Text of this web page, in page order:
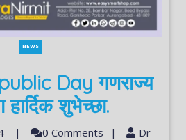
NEWS
Day गणराज्य
हार्दिक शुभेच्छा.
| 0 Comments |
Dr